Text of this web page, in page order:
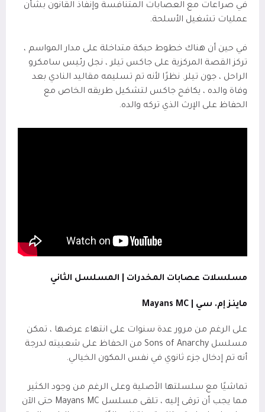
في صراعات مع العصابات المتنافسة وإنفاذ القانون بشأن
عمليات تشغيل الأسلحة.
في حين أن هناك خطوط حبكة متداخلة على مدار المواسم ،
تركز القصة المركزية على جاكس تيلر ، نجل رئيس سامكرو
الراحل ، جون تيلر. نظرًا لأنه تم تسليمه مقاليد النادي بعد
وفاة والده ، يكافح جاكس لتشكيل طريقه الخاص مع
الحفاظ على الإرث الذي تركه والده.
مسلسلات عصابات المخدرات | المسلسل الثاني
ماينز إم. سي | Mayans MC
على الرغم من مرور عدة سنوات على انتهاء عرضها ، تمكن
مسلسل Sons of Anarchy من الحفاظ على شعبيته لدرجة
أنه تم إدخال جزء ثانوي في نفس المكون الخيالي.
تماشيًا مع سلسلتها الأصلية وعلى الرغم من وجود الكثير
مما يجب أن ترقى إليه ، تلقى مسلسل Mayans MC حتى الآن